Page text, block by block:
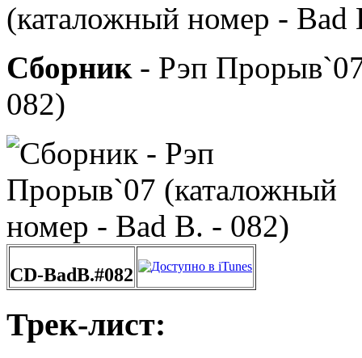
(каталожный номер - Bad
Сборник- Рэп
082)
CD-BadB.#082
Трек-лист: